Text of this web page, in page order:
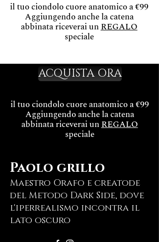
il tuo ciondolo cuore anatomico a €99
Aggiungendo anche la catena
abbinata riceverai unREGALO
speciale
ACQUISTA ORA
il tuo ciondolo cuore anatomico a €99
Aggiungendo anche la catena
abbinata riceverai unREGALO
speciale
Paolo grillo
Maestro Orafo e creatode
del Metodo Dark Side, dove
l'iperrealismo incontra il
lato oscuro